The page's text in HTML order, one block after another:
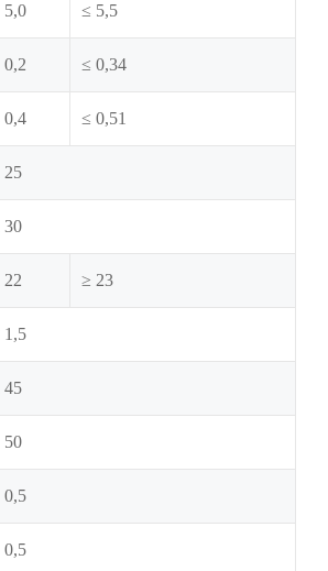
5,0 ≤ 5,5
0,2 ≤ 0,34
0,4 ≤ 0,51
25
30
22 ≥ 23
1,5
45
50
0,5
0,5